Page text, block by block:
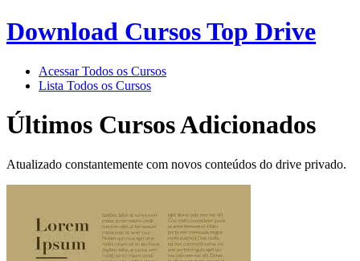
Download Cursos Top Drive
Acessar Todos os Cursos
Lista Todos os Cursos
Últimos Cursos Adicionados
Atualizado constantemente com novos conteúdos do drive privado.